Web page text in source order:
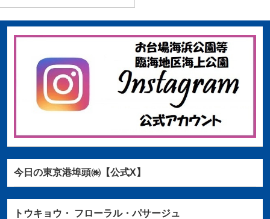
今日の東京港埠頭㈱【公式X】
トウキョウ・ フローラル・パサージュ